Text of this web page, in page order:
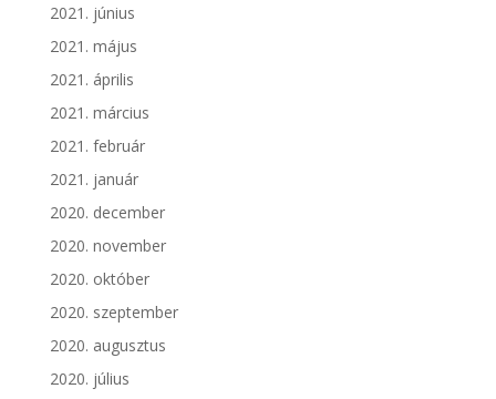
2021. június
2021. május
2021. április
2021. március
2021. február
2021. január
2020. december
2020. november
2020. október
2020. szeptember
2020. augusztus
2020. július